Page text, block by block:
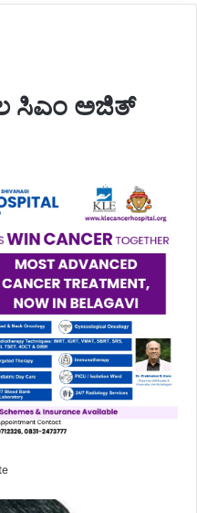
ಸಿಎಂ ಅಜಿತ್‌